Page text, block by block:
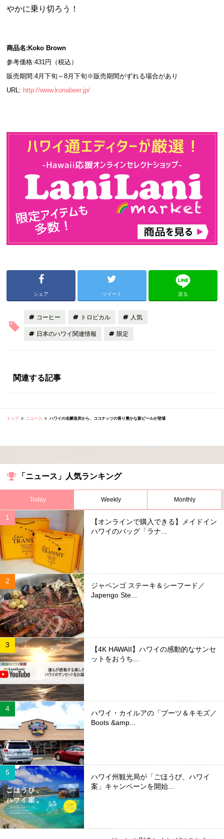
やかに乗り切ろう！
商品名:Koko Brown
参考価格:431円（税込）
販売期間:4月下旬～8月下旬※販売期間がずれる場合があり
URL: http://www.konabeer.jp/
シェア ツイート 送る
コーヒー トロピカル 人気
日本のハワイ関連情報 限定
関連する記事
トップ ニュース ハワイの名醸造所から、ココナッツの香り豊かな新ビールが登場
「ニュース」人気ランキング
Today Weekly Monthly
【オンラインで購入できる】メイドイン
ハワイのバッグ「ラナ...
ジャペンゴ ステーキ＆シーフード／
Japengo Ste...
【4K HAWAII】ハワイの感動的なサンセ
ットをおうち...
ハワイ・カイルアの「ブーツ＆キモズ／
Boots &amp...
ハワイ州観光局が「ごほうび、ハワイ
案」キャンペーンを開始...